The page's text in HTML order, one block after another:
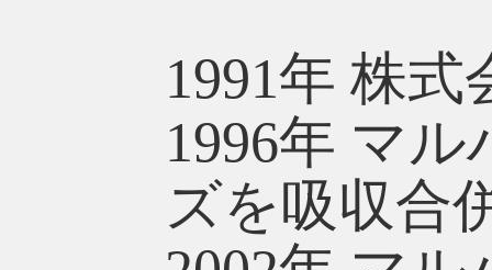
1991年 株
1996年 マ
ズを吸収合